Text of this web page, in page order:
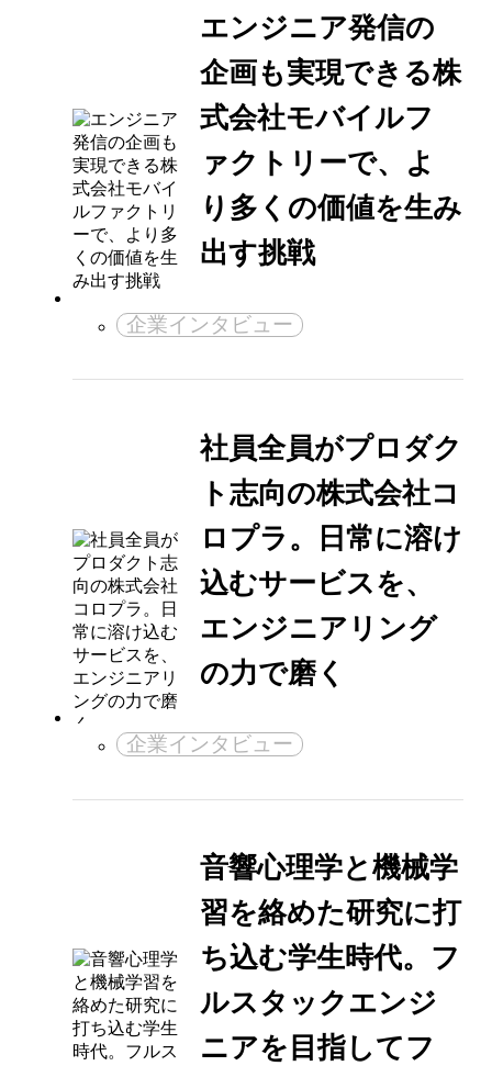
エンジニア発信の
企画も実現できる株
式会社モバイルフ
ァクトリーで、よ
り多くの価値を生み
出す挑戦
企業インタビュー
社員全員がプロダク
ト志向の株式会社コ
ロプラ。日常に溶け
込むサービスを、
エンジニアリング
の力で磨く
企業インタビュー
音響心理学と機械学
習を絡めた研究に打
ち込む学生時代。フ
ルスタックエンジ
ニアを目指してフ